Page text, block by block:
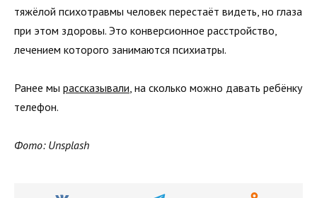
тяжёлой психотравмы человек перестаёт видеть, но глаза
при этом здоровы. Это конверсионное расстройство,
лечением которого занимаются психиатры.
Ранее мы рассказывали , на сколько можно давать ребёнку
телефон.
Фото: Unsplash